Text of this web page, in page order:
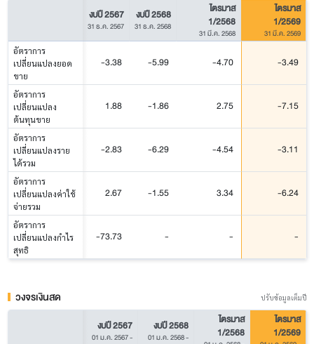
งบปี 2567
31 ธ.ค. 2567
งบปี 2568
31 ธ.ค. 2568
ไตรมาส
1/2568
31 มี.ค. 2568
ไตรมาส
1/2569
31 มี.ค. 2569
อัตราการ
เปลี่ยนแปลงยอด
ขาย
-3.38 -5.99 -4.70 -3.49
อัตราการ
เปลี่ยนแปลง
ต้นทุนขาย
1.88 -1.86 2.75 -7.15
อัตราการ
เปลี่ยนแปลงราย
ได้รวม
-2.83 -6.29 -4.54 -3.11
อัตราการ
เปลี่ยนแปลงค่าใช้
จ่ายรวม
2.67 -1.55 3.34 -6.24
อัตราการ
เปลี่ยนแปลงกำไร
สุทธิ
-73.73 - - -
วงจรเงินสด ปรับข้อมูลเต็มปี
งบปี 2567
01 ม.ค. 2567-
งบปี 2568
01 ม.ค. 2568-
ไตรมาส
1/2568
ไตรมาส
1/2569